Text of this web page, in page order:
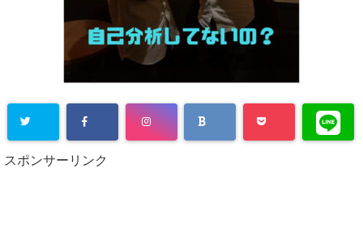
スポンサーリンク